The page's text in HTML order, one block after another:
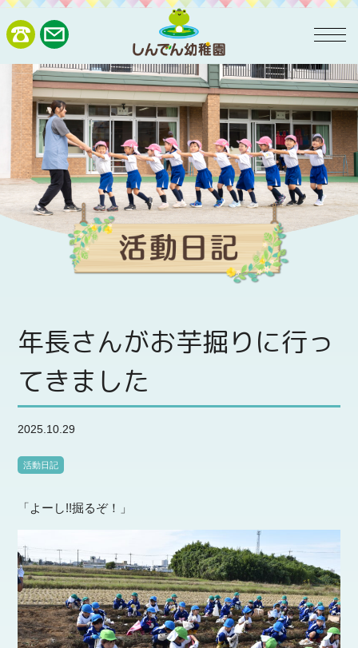
年長さんがお芋掘りに行っ
てきました
2025.10.29
活動日記
「よーし!!掘るぞ！」